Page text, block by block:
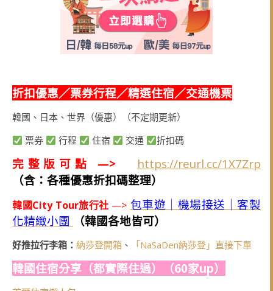
折扣優惠／票券行程／精選住宿／交通機票
韓國、日本、世界（優惠）（不定期更新）
票券
行程 住宿 交通 折扣碼
完整版可點 —>
https://reurl.cc/1X7Zrp
（含：各種優惠折扣碼整理）
韓國City Tour旅行社 —> 包車遊｜機場接送｜客製
化精緻小團
（韓國各地皆可）
好推拉行李箱： 納莎登開箱 、 「NaSaDen納莎登」直接下單
韓國住宿分享（都實際住過）（60家up）